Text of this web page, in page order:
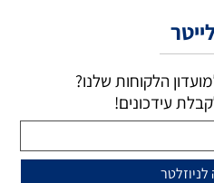
הלקוחות שלנו?
עידכונים!